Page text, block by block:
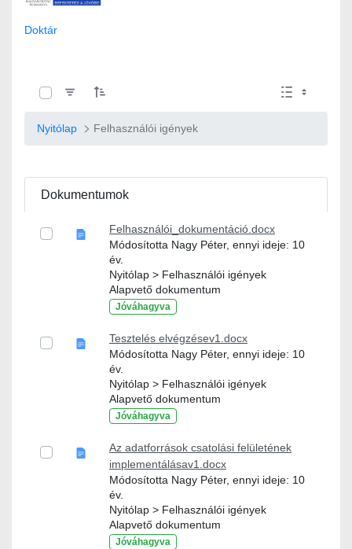
Doktár
Nyitólap Felhasználói igények
Dokumentumok
Felhasználói_dokumentáció.docx
Módosította Nagy Péter, ennyi ideje: 10
év.
Nyitólap > Felhasználói igények
Alapvető dokumentum
Jóváhagyva
Tesztelés elvégzésev1.docx
Módosította Nagy Péter, ennyi ideje: 10
év.
Nyitólap > Felhasználói igények
Alapvető dokumentum
Jóváhagyva
Az adatforrások csatolási felületének
implementálásav1.docx
Módosította Nagy Péter, ennyi ideje: 10
év.
Nyitólap > Felhasználói igények
Alapvető dokumentum
Jóváhagyva